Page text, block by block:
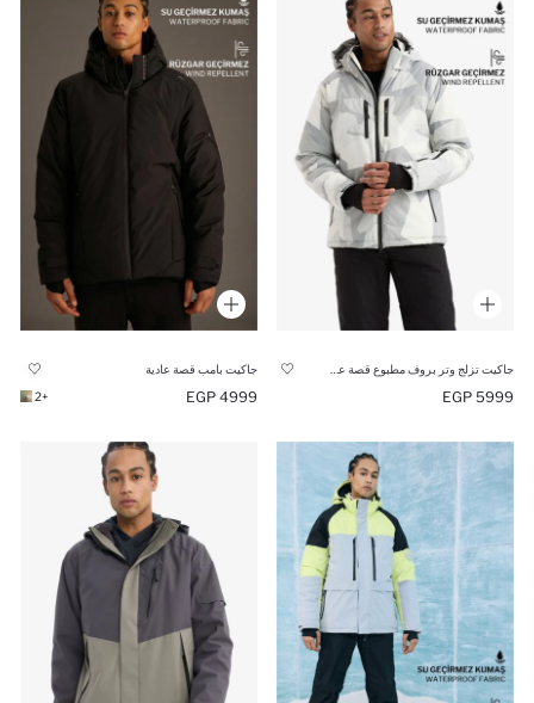
5999 EGP
جاكيت بامب قصة عادية
4999 EGP
+2